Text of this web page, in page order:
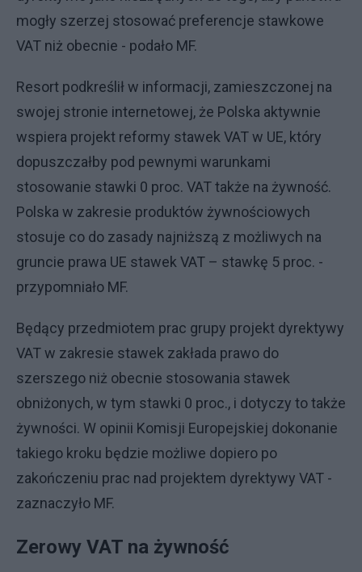
mogły szerzej stosować preferencje stawkowe
VAT niż obecnie - podało MF.
Resort podkreślił w informacji, zamieszczonej na
swojej stronie internetowej, że Polska aktywnie
wspiera projekt reformy stawek VAT w UE, który
dopuszczałby pod pewnymi warunkami
stosowanie stawki 0 proc. VAT także na żywność.
Polska w zakresie produktów żywnościowych
stosuje co do zasady najniższą z możliwych na
gruncie prawa UE stawek VAT – stawkę 5 proc. -
przypomniało MF.
Będący przedmiotem prac grupy projekt dyrektywy
VAT w zakresie stawek zakłada prawo do
szerszego niż obecnie stosowania stawek
obniżonych, w tym stawki 0 proc., i dotyczy to także
żywności. W opinii Komisji Europejskiej dokonanie
takiego kroku będzie możliwe dopiero po
zakończeniu prac nad projektem dyrektywy VAT -
zaznaczyło MF.
Zerowy VAT na żywność